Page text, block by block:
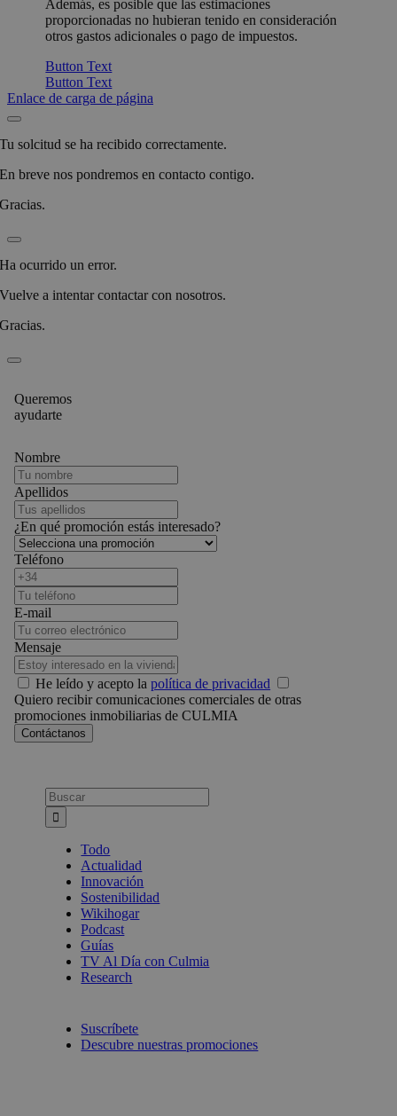
Además, es posible que las estimaciones
proporcionadas no hubieran tenido en consideración
otros gastos adicionales o pago de impuestos.
Button Text
Button Text
Enlace de carga de página
Tu solcitud se ha recibido correctamente.
En breve nos pondremos en contacto contigo.
Gracias.
Ha ocurrido un error.
Vuelve a intentar contactar con nosotros.
Gracias.
Queremos
ayudarte
Nombre
Apellidos
¿En qué promoción estás interesado?
Teléfono
E-mail
Mensaje
He leído y acepto lapolítica de privacidad
Quiero recibir comunicaciones comerciales de otras
promociones inmobiliarias de CULMIA
Busca:
Todo
Actualidad
Innovación
Sostenibilidad
Wikihogar
Podcast
Guías
TV Al Día con Culmia
Research
Suscríbete
Descubre nuestras promociones